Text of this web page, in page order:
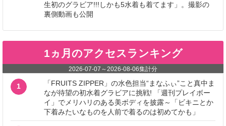
生初のグラビア!!!しかも5水着も着てます」。撮影の
裏側動画も公開
1ヵ月のアクセスランキング
2026-07-07 ～2026-08-06集計分
1
「FRUITS ZIPPER」の水色担当“まなふぃ”こと真中ま
なが待望の初水着グラビアに挑戦! 「週刊プレイボー
イ」でメリハリのある美ボディを披露～「ビキニとか
下着みたいなものを人前で着るのは初めてかも」